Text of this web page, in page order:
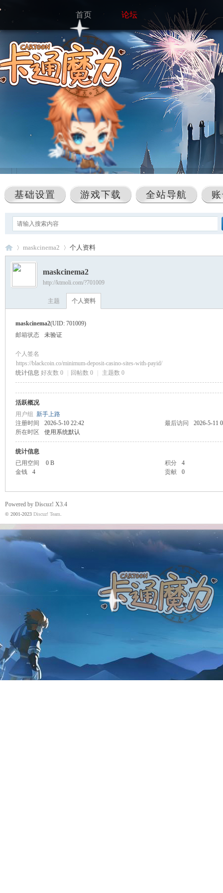
首页 论坛
基础设置 游戏下载 全站导航
力
›
maskcinema2 个人资料
maskcinema2
http://ktmoli.com/?701009
主题 个人资料
maskcinema2(UID: 701009)
邮箱状态
未验证
个人签名
https://blackcoin.co/minimum-deposit-casino-sites-with-payid/
统计信息 好友数 0 回帖数 0 主题数 0
活跃概况
用户组 新手上路
注册时间
2026-5-10 22:42 最后访问
2026-5-11
所在时区
使用系统默认
统计信息
已用空间
0 B 积分
4
金钱
4 贡献 0
Powered by Discuz! X3.4
© 2001-2023 Discuz! Team